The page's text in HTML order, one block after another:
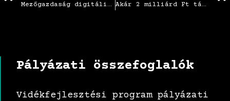
Mezőgazdaság digitális átállásához kapcsolódó precíziós fejlesztések támogatása Akár 2 milliárd Ft támogatás is igényelhető takarmány előállító üzemek fejlesztésére
Pályázati összefoglalók
Vidékfejlesztési program pályázati